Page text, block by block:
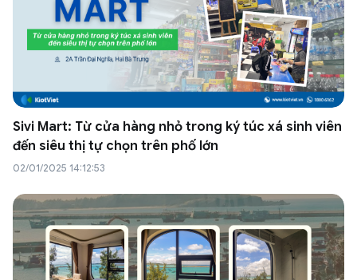
Sivi Mart: Từ cửa hàng nhỏ trong ký túc xá sinh viên
đến siêu thị tự chọn trên phố lớn
02/01/2025 14:12:53